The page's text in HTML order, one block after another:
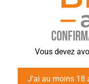
Vous devez
J'ai au moins 18